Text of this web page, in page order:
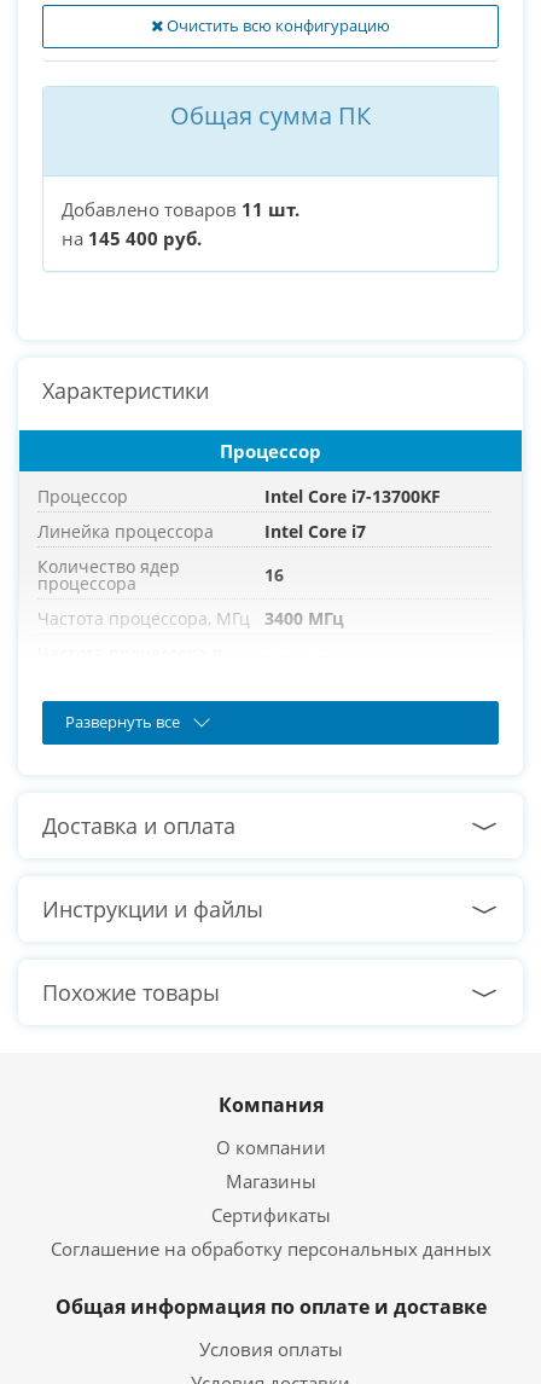
Очистить всю конфигурацию
Общая сумма ПК
Добавлено товаров 11 шт.
на 145 400 руб.
Характеристики
Процессор
Процессор
Intel Core i7-13700KF
Линейка процессора
Intel Core i7
Количество ядер
процессора
16
Частота процессора, МГц
3400 МГц
Тип памяти
Общий объем
Интерфейс подключения M2 NVMe
Видеокарта
Видеокарта NVIDIA GeForce RTX 4070
Дискретная
Развернуть все
Доставка и оплата
Инструкции и файлы
Похожие товары
Компания
О компании
Магазины
Сертификаты
Соглашение на обработку персональных данных
Общая информация по оплате и доставке
Условия оплаты